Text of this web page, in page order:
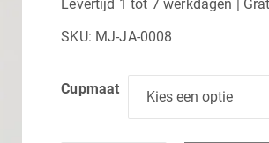
Levertijd 1 tot 7 werkdagen |
SKU: MJ-JA-0008
Cupmaat